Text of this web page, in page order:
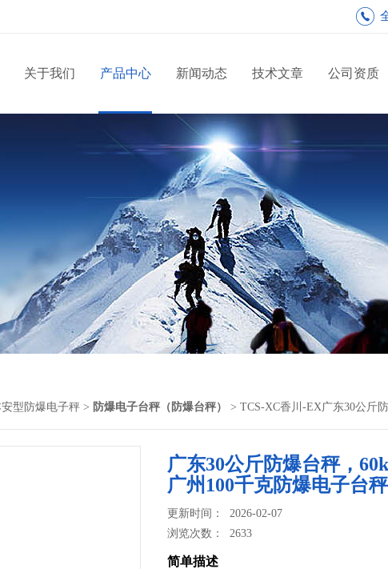
关于我们 产品中心 新闻动态 技术文章 公司资质
型防爆电子秤 > 防爆电子台秤（防爆台秤） > TCS-XC香川-EX广东30公斤防爆台秤，60kg
广东30公斤防爆台秤，
广州100千克防爆电子台秤
更新时间： 2026-02-07
浏览次数：2633
简单描述